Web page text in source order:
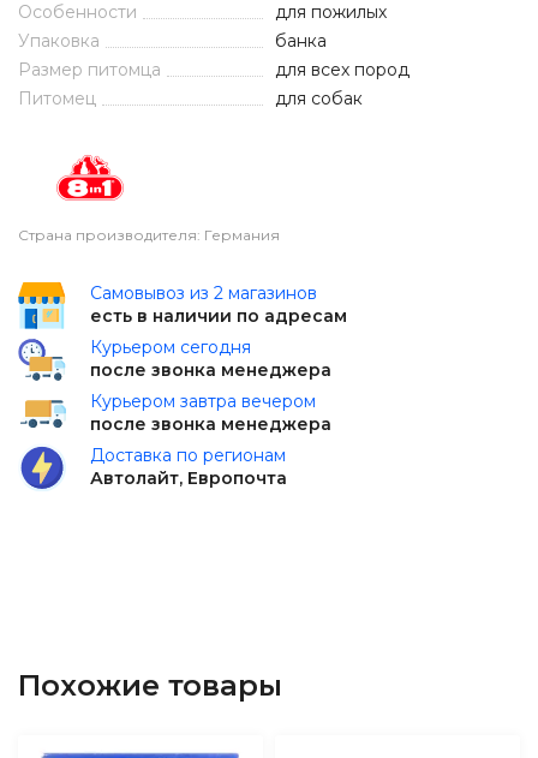
Особенности
для пожилых
Упаковка
банка
Размер питомца
для всех пород
Питомец
для собак
Страна производителя: Германия
Самовывоз из 2 магазинов
есть в наличии по адресам
Курьером сегодня
после звонка менеджера
Курьером завтра вечером
после звонка менеджера
Доставка по регионам
Автолайт, Европочта
Похожие товары